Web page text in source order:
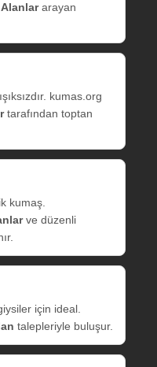
arayan
kumas.org
tarafından toptan
kumaş.
ve düzenli
için ideal.
talepleriyle buluşur.